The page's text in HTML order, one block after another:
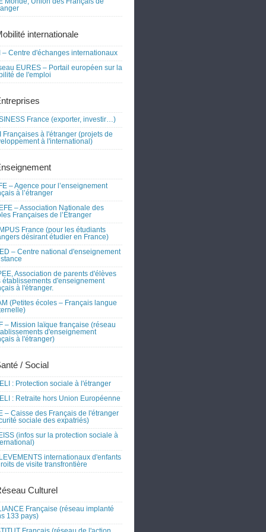
internationale
– Centre d'échanges internationaux
EURES – Portail européen sur la
de l'emploi
France (exporter, investir…)
Françaises à l'étranger (projets de
à l'international)
– Agence pour l’enseignement
à l’étranger
– Association Nationale des
Françaises de l’Étranger
France (pour les étudiants
désirant étudier en France)
– Centre national d'enseignement
Association de parents d'élèves
établissements d'enseignement
à l'étranger.
(Petites écoles – Français langue
– Mission laïque française (réseau
d'enseignement
à l'étranger)
/ Social
: Protection sociale à l'étranger
: Retraite hors Union Européenne
– Caisse des Français de l'étranger
sociale des expatriés)
(infos sur la protection sociale à
internationaux d'enfants
de visite transfrontière
Culturel
Française (réseau implanté
133 pays)